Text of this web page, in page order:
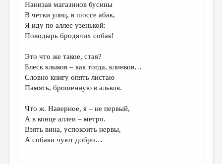
НОВОСТИ
ПРАВИЛА САЙТА
ИЗБРАННОЕ
ДАЙДЖЕСТ
ПЕРЕВОДЫ
КОНКУРСЫ
Нанизав магазинов бусины
В четки улиц, в шоссе абак,
Я иду по аллее узенькой:
Поводырь бродячих собак!
Это что же такое, стая?
Блеск клыков – как тогда, клинков…
Словно книгу опять листаю
Память, брошенную в альков.
Что ж. Наверное, я – не первый,
А в конце аллеи – метро.
Взять вина, успокоить нервы,
А собаки чуют добро…